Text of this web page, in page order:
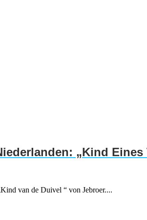
„Kind Eines
van de Duivel “ von Jebroer....